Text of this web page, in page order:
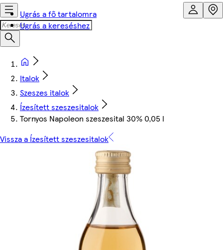
Ugrás a fő tartalomra
Ugrás a kereséshez
Italok
Szeszes italok
Ízesített szeszesitalok
Tornyos Napoleon szeszesital 30% 0,05 l
Vissza a Ízesített szeszesitalok